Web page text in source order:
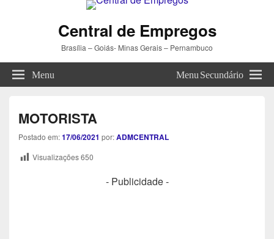
Central de Empregos
Brasília – Goiás- Minas Gerais – Pernambuco
Menu Menu Secundário
MOTORISTA
Postado em:17/06/2021 por:ADMCENTRAL
Visualizações650
- Publicidade -